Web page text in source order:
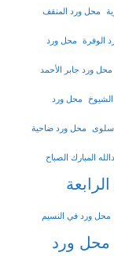
محل ورد المنقف
الوفرة محل ورد
محل ورد جابر الأحمد
محل ورد
سلوى محل ورد ضاحية
المبارك الصباح
محل ورد في النسيم
محل ورد